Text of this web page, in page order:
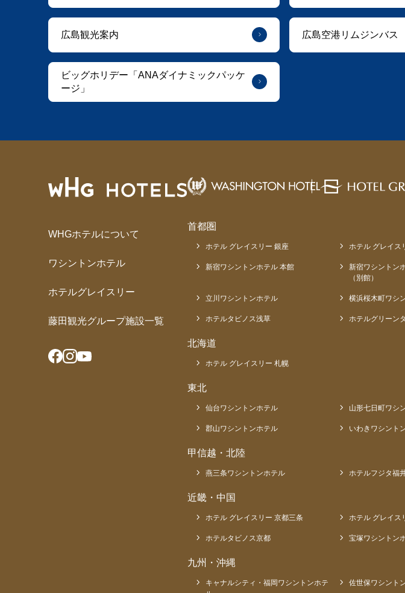
広島観光案内 広島空港リムジンバス
ビッグホリデー「ANAダイナミックパッケ
ージ」
WHGホテルについて
ワシントンホテル
ホテルグレイスリー
藤田観光グループ施設一覧
首都圏
ホテル グレイスリー 銀座 ホテル グレイス
新宿ワシントンホテル 本館
新宿ワシントン
（別館）
立川ワシントンホテル 横浜桜木町ワシ
ホテルタビノス浅草 ホテルグリーン
北海道
ホテル グレイスリー 札幌
東北
仙台ワシントンホテル 山形七日町ワシ
郡山ワシントンホテル いわきワシント
甲信越・北陸
燕三条ワシントンホテル ホテルフジタ福
近畿・中国
ホテル グレイスリー 京都三条 ホテル グレイス
ホテルタビノス京都 宝塚ワシントン
九州・沖縄
キャナルシティ・福岡ワシントンホテ
佐世保ワシント